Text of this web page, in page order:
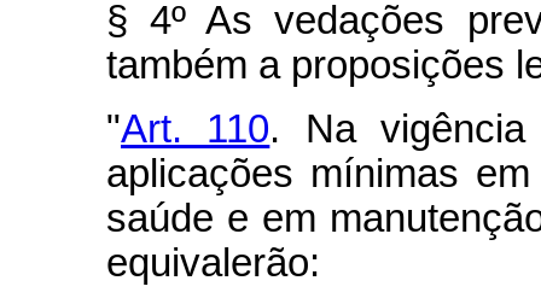
§ 4º As vedações
também a proposições
"Art. 110. Na
aplicações mínimas
saúde e em
equivalerão: